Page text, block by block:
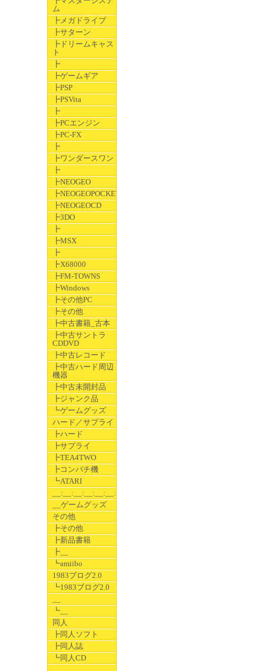
ム
┣メガドライブ
┣サターン
┣ドリームキャス
ト
┣
┣ゲームギア
┣PSP
┣PSVita
┣
┣PCエンジン
┣PC-FX
┣
┣ワンダースワン
┣
┣NEOGEO
┣NEOGEOPOCKET
┣NEOGEOCD
┣3DO
┣
┣MSX
┣
┣X68000
┣FM-TOWNS
┣Windows
┣その他PC
┣その他
┣中古書籍_古本
┣中古サントラ
CDDVD
┣中古レコード
┣中古ハード周辺
機器
┣中古未開封品
┣ジャンク品
┗ゲームグッズ
ハード／サプライ
┣ハード
┣サプライ
┣TEA4TWO
┣コンパチ機
┗ATARI
__:__:__:__:__:__:__
__ゲームグッズ
その他
┣その他
┣新品書籍
┣__
┗amiibo
1983ブログ2.0
┗1983ブログ2.0
┗__
同人
┣同人ソフト
┣同人誌
┗同人CD